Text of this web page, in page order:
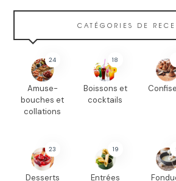
CATÉGORIES DE
24
Amuse-
bouches et
collations
18
Boissons et
cocktails
23
Desserts
19
Entrées